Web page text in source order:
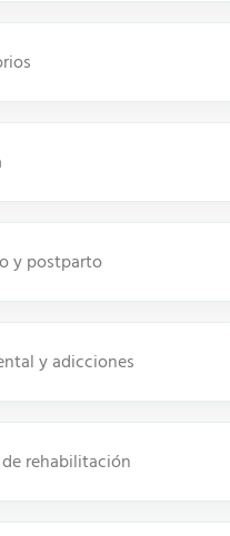
y postparto
y adicciones
de rehabilitación